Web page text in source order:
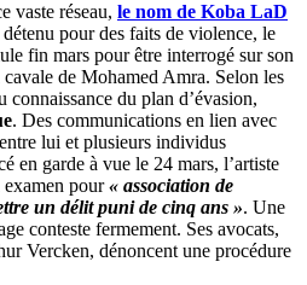
vaste réseau, le nom de Koba LaD
pour des faits de violence, le
fin mars pour être interrogé sur son
de Mohamed Amra. Selon les
du plan d’évasion,
. Des communications en lien avec
lui et plusieurs individus
en garde à vue le 24 mars, l’artiste
examen pour« association de
un délit puni de cinq ans ». Une
conteste fermement. Ses avocats,
Vercken, dénoncent une procédure